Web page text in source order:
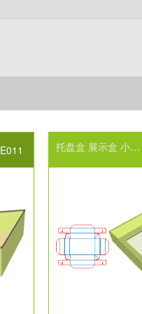
展销商品包装设计包装设计
E011 托盘盒 展示盒 小饰品包装设计